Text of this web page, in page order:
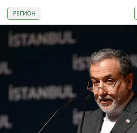
РЕГИОН